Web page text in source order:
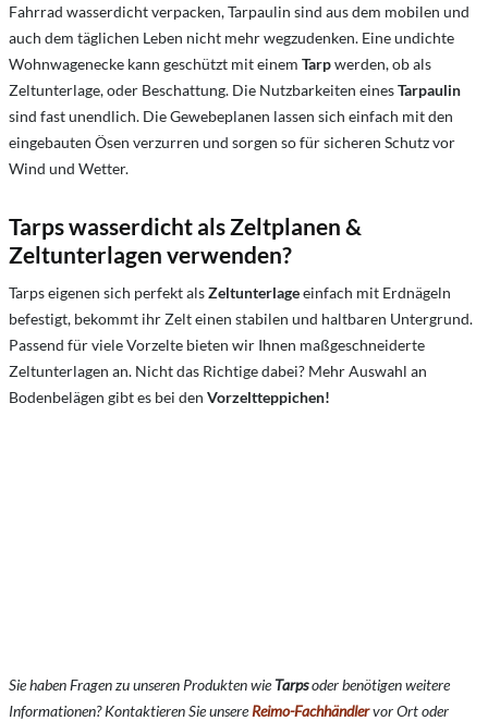
Fahrrad wasserdicht verpacken, Tarpaulin sind aus dem mobilen und
auch dem täglichen Leben nicht mehr wegzudenken. Eine undichte
Wohnwagenecke kann geschützt mit einem Tarpwerden, ob als
Zeltunterlage, oder Beschattung. Die Nutzbarkeiten einesTarpaulin
sind fast unendlich. Die Gewebeplanen lassen sich einfach mit den
eingebauten Ösen verzurren und sorgen so für sicheren Schutz vor
Wind und Wetter.
Tarps wasserdicht als Zeltplanen &
Zeltunterlagen verwenden?
Tarps eigenen sich perfekt alsZeltunterlageeinfach mit Erdnägeln
befestigt, bekommt ihr Zelt einen stabilen und haltbaren Untergrund.
Passend für viele Vorzelte bieten wir Ihnen maßgeschneiderte
Zeltunterlagen an. Nicht das Richtige dabei? Mehr Auswahl an
Bodenbelägen gibt es bei den Vorzeltteppichen!
Sie haben Fragen zu unseren Produkten wieTarpsoder benötigen weitere
Informationen? Kontaktieren Sie unsereReimo-Fachhändlervor Ort oder